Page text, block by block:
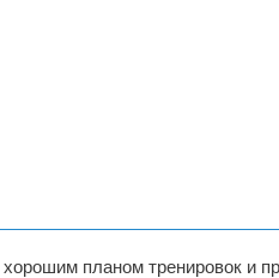
планом тренировок и